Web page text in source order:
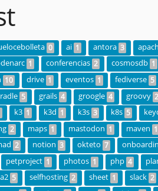
0 ai 1 antora 3
1 conferencias 2 cosmosdb 1
10 drive 1 eventos 1 fediverse 5
5 grails 4 groogle 4 groovy
k3 1 k3d 1 k3s 3 k8s 5
2 maps 1 mastodon 1 maven 1
2 notion 3 okteto 7
petproject 1 photos 1 php 4
5 selfhosting 2 sheet 1 slack 2